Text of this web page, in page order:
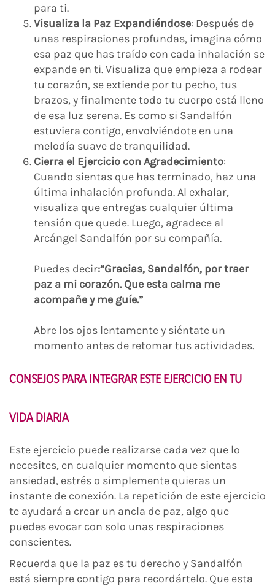
para ti.
Visualiza la Paz Expandiéndose: Después de
unas respiraciones profundas, imagina cómo
esa paz que has traído con cada inhalación se
expande en ti. Visualiza que empieza a rodear
tu corazón, se extiende por tu pecho, tus
brazos, y finalmente todo tu cuerpo está lleno
de esa luz serena. Es como si Sandalfón
estuviera contigo, envolviéndote en una
melodía suave de tranquilidad.
Cierra el Ejercicio con Agradecimiento:
Cuando sientas que has terminado, haz una
última inhalación profunda. Al exhalar,
visualiza que entregas cualquier última
tensión que quede. Luego, agradece al
Arcángel Sandalfón por su compañía.
Puedes decir:”Gracias, Sandalfón, por traer
paz a mi corazón. Que esta calma me
acompañe y me guíe.”
Abre los ojos lentamente y siéntate un
momento antes de retomar tus actividades.
CONSEJOS PARA INTEGRAR ESTE EJERCICIO EN TU
VIDA DIARIA
Este ejercicio puede realizarse cada vez que lo
necesites, en cualquier momento que sientas
ansiedad, estrés o simplemente quieras un
instante de conexión. La repetición de este ejercicio
te ayudará a crear un ancla de paz, algo que
puedes evocar con solo unas respiraciones
conscientes.
Recuerda que la paz es tu derecho y Sandalfón
está siempre contigo para recordártelo. Que esta